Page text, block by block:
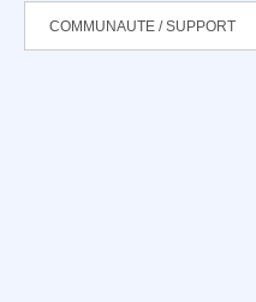
COMMUNAUTE / SUPPORT